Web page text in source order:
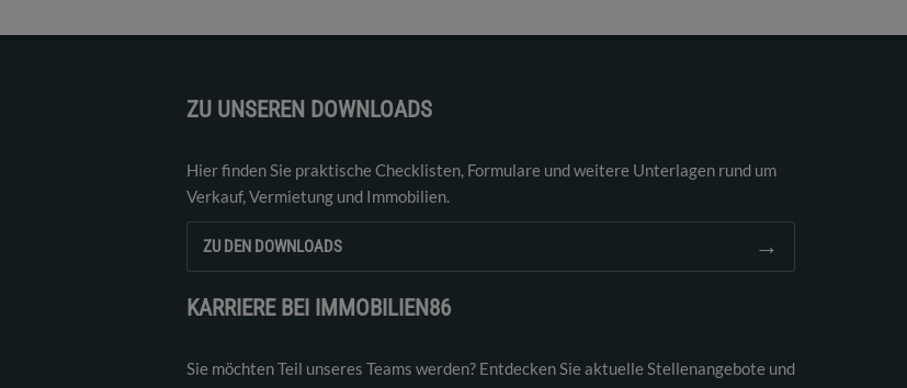
ZU UNSEREN DOWNLOADS
Hier finden Sie praktische Checklisten, Formulare und weitere Unterlagen rund um
Verkauf, Vermietung und Immobilien.
ZU DEN DOWNLOADS →
KARRIERE BEI IMMOBILIEN86
Sie möchten Teil unseres Teams werden? Entdecken Sie aktuelle Stellenangebote und